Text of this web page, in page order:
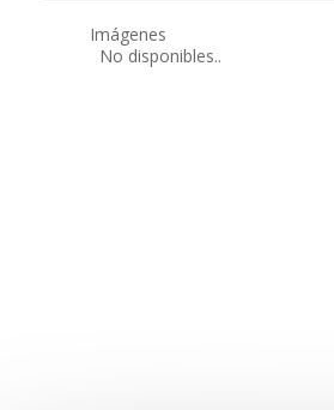
Imágenes
No disponibles..